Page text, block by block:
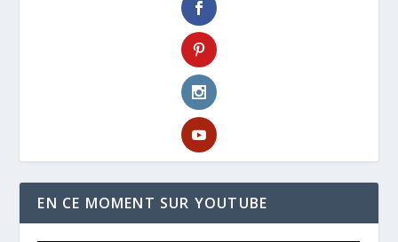
EN CE MOMENT SUR YOUTUBE